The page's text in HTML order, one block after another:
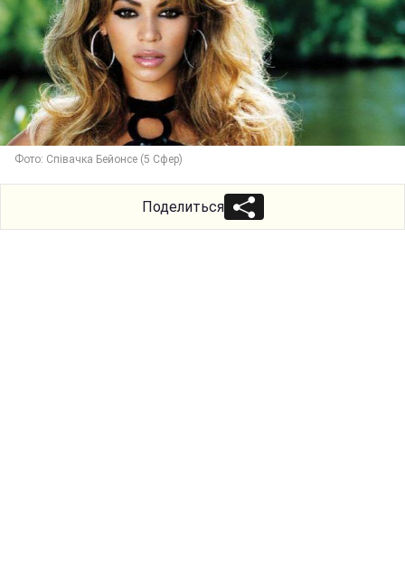
Фото: Співачка Бейонсе (5 Сфер)
Поделиться